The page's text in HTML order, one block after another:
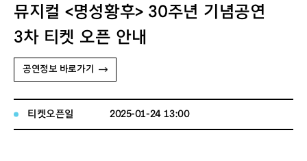
뮤지컬 <명성황후> 30주년 기념공연
3차 티켓 오픈 안내
공연정보 바로가기
티켓오픈일 2025-01-24 13:00